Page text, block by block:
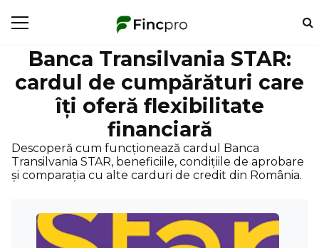
Banca Transilvania STAR:
cardul de cumpărături care
îți oferă flexibilitate
financiară
Descoperă cum funcționează cardul Banca
Transilvania STAR, beneficiile, condițiile de aprobare
și comparația cu alte carduri de credit din România.